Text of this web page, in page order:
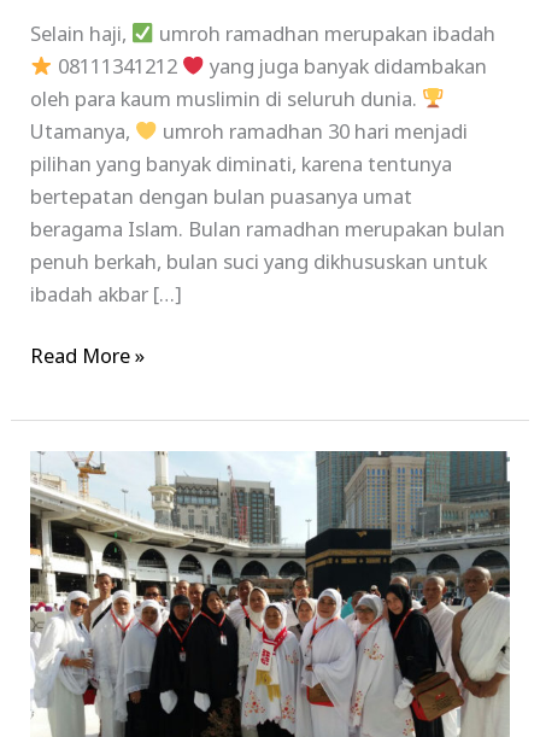
Selain haji,
umroh ramadhan merupakan ibadah
08111341212
yang juga banyak didambakan
oleh para kaum muslimin di seluruh dunia.
Utamanya,
umroh ramadhan 30 hari menjadi
pilihan yang banyak diminati, karena tentunya
bertepatan dengan bulan puasanya umat
beragama Islam. Bulan ramadhan merupakan bulan
penuh berkah, bulan suci yang dikhususkan untuk
ibadah akbar […]
Read More »
Paket
Umroh
Ramadhan
Di
Bulan
Suci
Penuh
Berkah